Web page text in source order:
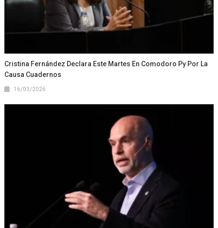
Cristina Fernández Declara Este Martes En Comodoro Py Por La
Causa Cuadernos
16/03/2026